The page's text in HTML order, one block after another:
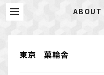
東京 菓輪舎